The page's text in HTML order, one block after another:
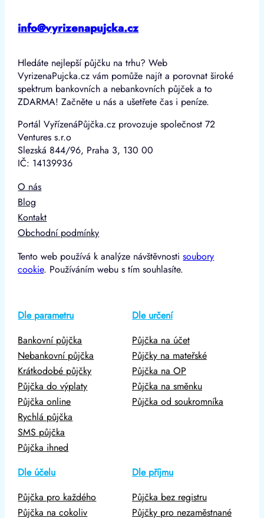
info@vyrizenapujcka.cz
Hledáte nejlepší půjčku na trhu? Web
VyrizenaPujcka.cz vám pomůže najít a porovnat široké
spektrum bankovních a nebankovních půjček a to
ZDARMA! Začněte u nás a ušetřete čas i peníze.
Portál VyřízenáPůjčka.cz provozuje společnost 72
Ventures s.r.o
Slezská 844/96, Praha 3, 130 00
IČ: 14139936
O nás
Blog
Kontakt
Obchodní podmínky
Tento web používá k analýze návštěvnostisoubory
cookie. Používáním webu s tím souhlasíte.
Dle parametru
Bankovní půjčka
Nebankovní půjčka
Krátkodobé půjčky
Půjčka do výplaty
Půjčka online
Rychlá půjčka
SMS půjčka
Půjčka ihned
Dle určení
Půjčka na účet
Půjčky na mateřské
Půjčka na OP
Půjčka na směnku
Půjčka od soukromníka
Dle účelu
Půjčka pro každého
Půjčka na cokoliv
Dle příjmu
Půjčka bez registru
Půjčky pro nezaměstnané